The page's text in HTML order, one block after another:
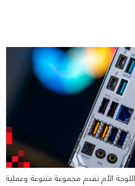
الأم تقدم مجموعة متنوعة وعملية